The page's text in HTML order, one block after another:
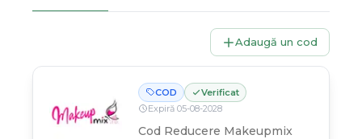
Adaugă un cod
COD
Verificat
Expiră 05-08-2028
Cod Reducere Makeupmix